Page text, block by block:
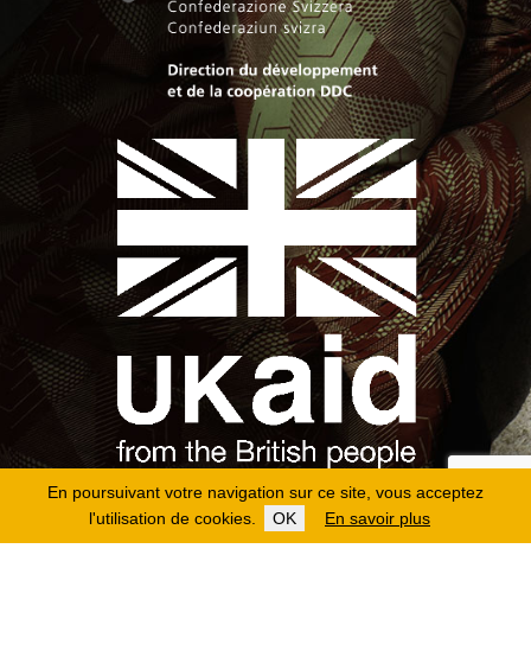
En poursuivant votre navigation sur ce site, vous acceptez
l'utilisation de cookies.
OK En savoir plus